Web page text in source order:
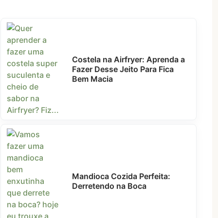
Costela na Airfryer: Aprenda a
Fazer Desse Jeito Para Fica
Bem Macia
Mandioca Cozida Perfeita:
Derretendo na Boca